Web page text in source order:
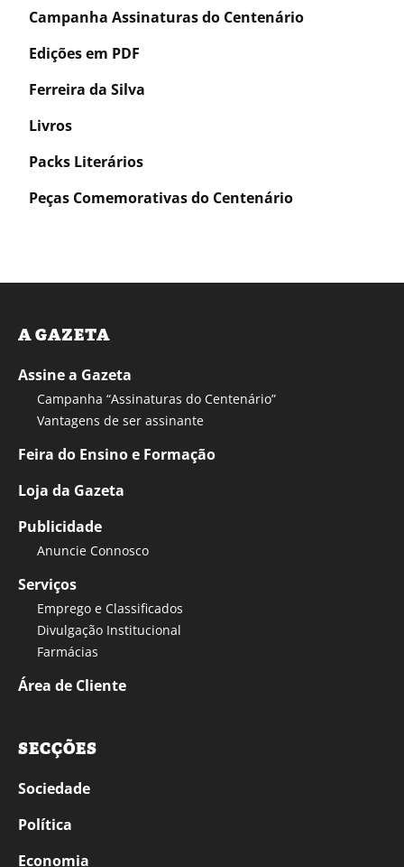
Campanha Assinaturas do Centenário
Edições em PDF
Ferreira da Silva
Livros
Packs Literários
Peças Comemorativas do Centenário
A GAZETA
Assine a Gazeta
Campanha “Assinaturas do Centenário”
Vantagens de ser assinante
Feira do Ensino e Formação
Loja da Gazeta
Publicidade
Anuncie Connosco
Serviços
Emprego e Classificados
Divulgação Institucional
Farmácias
Área de Cliente
SECÇÕES
Sociedade
Política
Economia